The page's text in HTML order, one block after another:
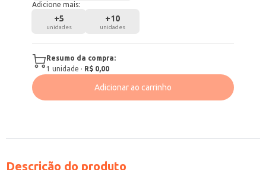
Adicione mais:
+5
unidades
+10
unidades
Resumo da compra:
1 unidade · R$ 0,00
Adicionar ao carrinho
Descrição do produto